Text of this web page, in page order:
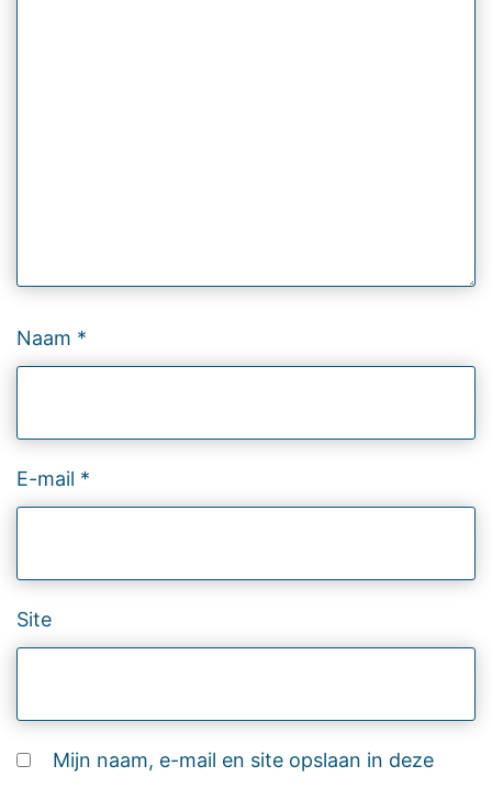
Naam *
E-mail *
Site
Mijn naam, e-mail en site opslaan in deze